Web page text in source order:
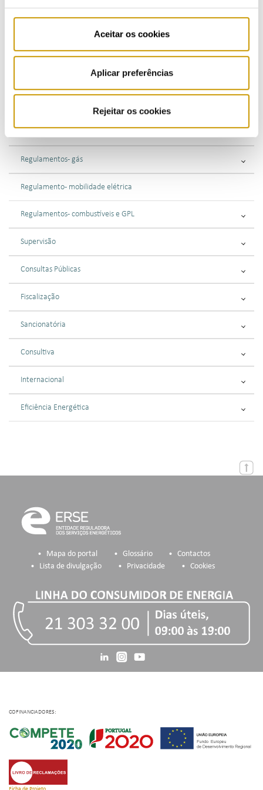
Aceitar os cookies
Aplicar preferências
Rejeitar os cookies
Regulamentos - gás
Regulamento - mobilidade elétrica
Regulamentos - combustíveis e GPL
Supervisão
Consultas Públicas
Fiscalização
Sancionatória
Consultiva
Internacional
Eficiência Energética
Mapa do portal Glossário
Contactos
Lista de divulgação
Privacidade Cookies
COFINANCIADORES: